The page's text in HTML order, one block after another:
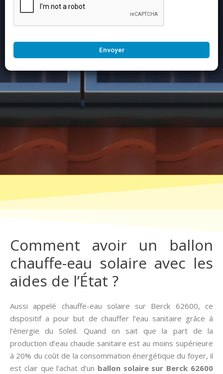
Envoyer
Comment avoir un ballon
chauffe-eau solaire avec les
aides de l’État ?
Aussi appelé chauffe-eau solaire sur Berck 62600, ce
dispositif a pour but de chauffer l’eau sanitaire grâce à
l’énergie du Soleil. Quand on sait que la part de la
production d’eau chaude sanitaire est au moins supérieure
à 20% du coût de la consommation énergétique du foyer, il
est clair que l’achat d’un ballon solaire sur Berck 62600